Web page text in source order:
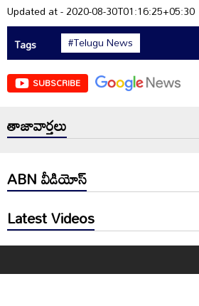
Updated at - 2020-08-30T01:16:25+05:30
Tags
#Telugu News
SUBSCRIBE
తాజావార్తలు
ABN వీడియోస్
Latest Videos